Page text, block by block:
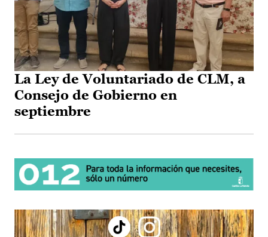
La Ley de Voluntariado de CLM, a
Consejo de Gobierno en
septiembre